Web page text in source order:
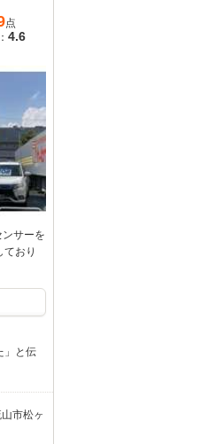
点
4.6
サーを
おり
」と伝
市松ヶ